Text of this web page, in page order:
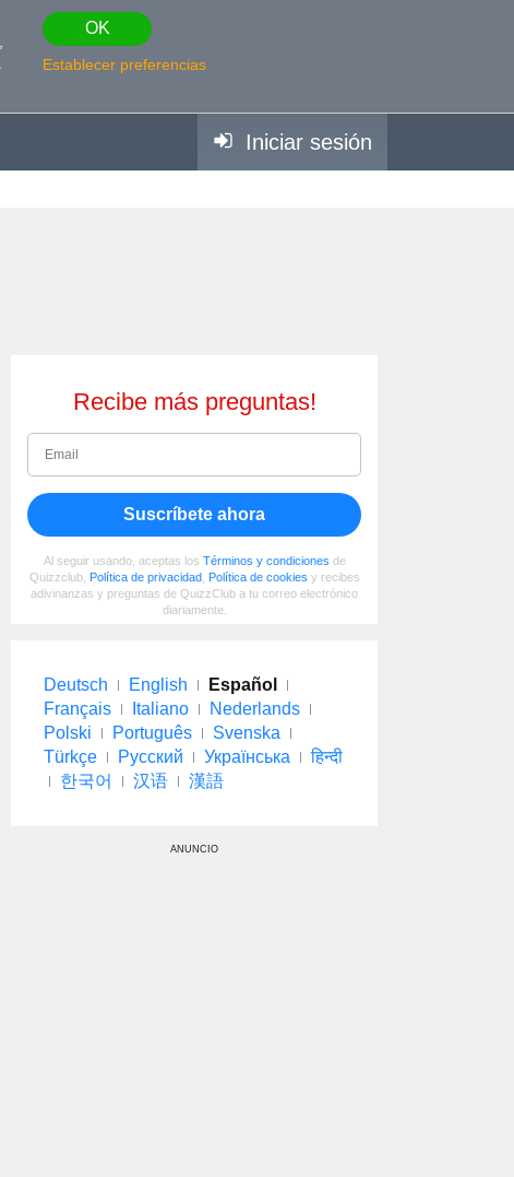
OK
Establecer preferencias
Iniciar sesión
Recibe más preguntas!
Suscríbete ahora
Al seguir usando, aceptas los Términos y condiciones de
Quizzclub, Política de privacidad, Política de cookies y recibes
adivinanzas y preguntas de QuizzClub a tu correo electrónico
diariamente.
Deutsch English
Español
Français
Italiano
Nederlands
Polski
Português
Svenska
Türkçe
Русский Українська
हिन्दी
한국어
汉语 漢語
ANUNCIO